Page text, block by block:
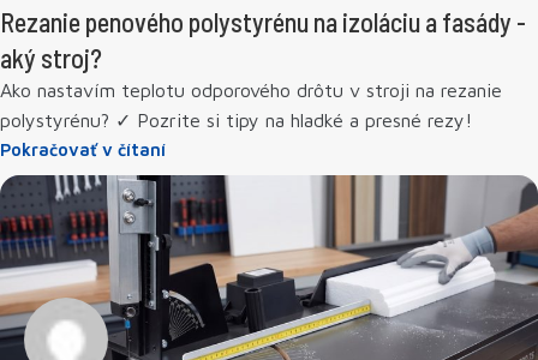
Rezanie penového polystyrénu na izoláciu a fasády -
aký stroj?
Ako nastavím teplotu odporového drôtu v stroji na rezanie
polystyrénu? ✓ Pozrite si tipy na hladké a presné rezy!
Pokračovať v čítaní